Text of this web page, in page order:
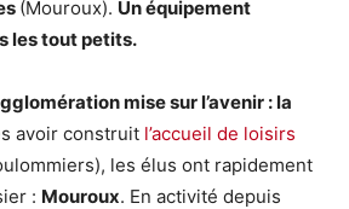
(Mouroux). Un équipement
les tout petits.
mise sur l’avenir : la
avoir construit l’accueil de loisirs
les élus ont rapidement
: Mouroux. En activité depuis